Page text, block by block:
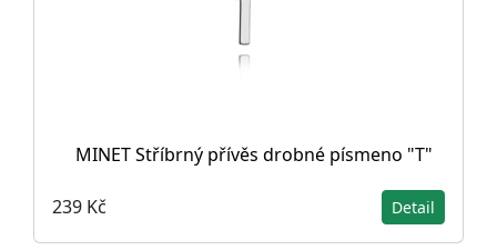
MINET Stříbrný přívěs drobné písmeno "T"
239 Kč Detail